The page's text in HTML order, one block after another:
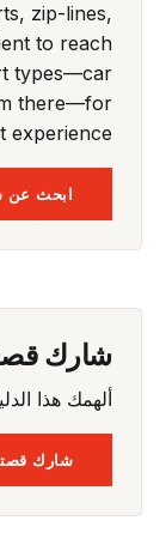
zip-lines,
to reach
types—car
there—for
experience.
ابحث عن
شارك
ألهمك هذا
شارك